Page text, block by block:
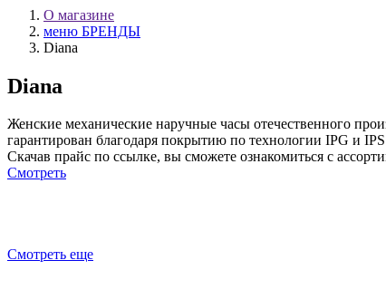
О магазине
меню БРЕНДЫ
Diana
Diana
Женские механические наручные часы отечественного
гарантирован благодаря покрытию по технологии IPG и
Скачав прайс по ссылке, вы сможете ознакомиться с
Смотреть
Смотреть еще